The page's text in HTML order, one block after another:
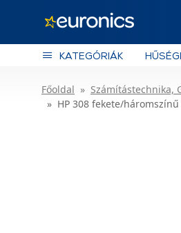
KATEGÓRIÁK
Főoldal Számítástechnika,
HP 308 fekete/